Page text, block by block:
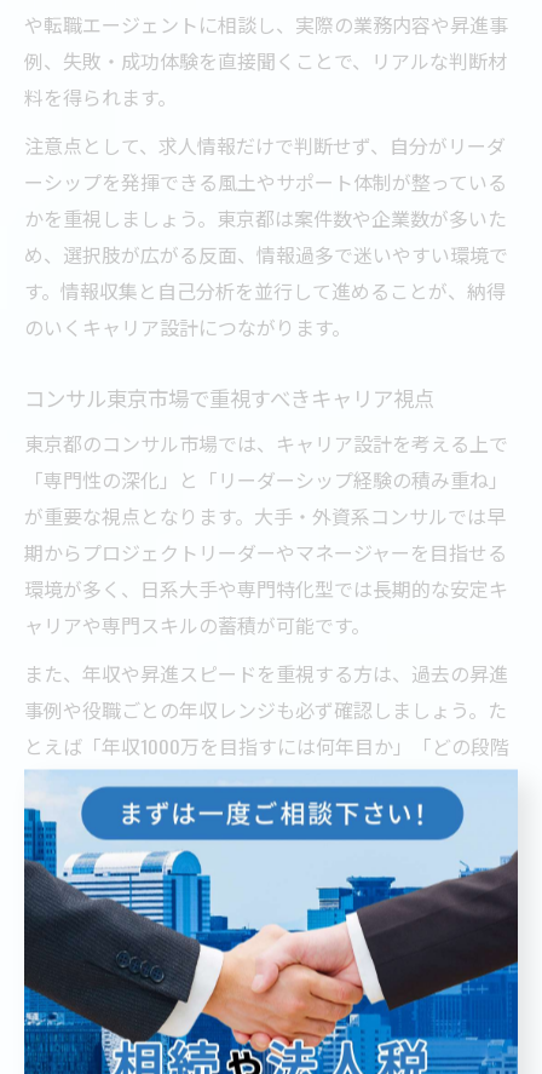
や転職エージェントに相談し、実際の業務内容や昇進事
例、失敗・成功体験を直接聞くことで、リアルな判断材
料を得られます。
注意点として、求人情報だけで判断せず、自分がリーダ
ーシップを発揮できる風土やサポート体制が整っている
かを重視しましょう。東京都は案件数や企業数が多いた
め、選択肢が広がる反面、情報過多で迷いやすい環境で
す。情報収集と自己分析を並行して進めることが、納得
のいくキャリア設計につながります。
コンサル東京市場で重視すべきキャリア視点
東京都のコンサル市場では、キャリア設計を考える上で
「専門性の深化」と「リーダーシップ経験の積み重ね」
が重要な視点となります。大手・外資系コンサルでは早
期からプロジェクトリーダーやマネージャーを目指せる
環境が多く、日系大手や専門特化型では長期的な安定キ
ャリアや専門スキルの蓄積が可能です。
また、年収や昇進スピードを重視する方は、過去の昇進
事例や役職ごとの年収レンジも必ず確認しましょう。た
とえば「年収1000万を目指すには何年目か」「どの段階
でどのようなリーダー経験が求められるか」といった具
体的なキャリアパスのイメージを持つことが大切です。
さらに、東京都のコンサル市場では転職・キャリアアッ
プの機会も多いため、自身の強みや経験をどのようにア
ピールするか、また転職エージェントや人脈をどう活用
するかが成功の鍵となります。市場の動向や企業ごとの
求める人材像を把握し、長期的な視点でキャリアを構築
しましょう。